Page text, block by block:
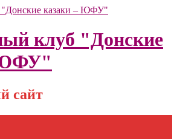
клуб "Донские
ЮФУ"
сайт